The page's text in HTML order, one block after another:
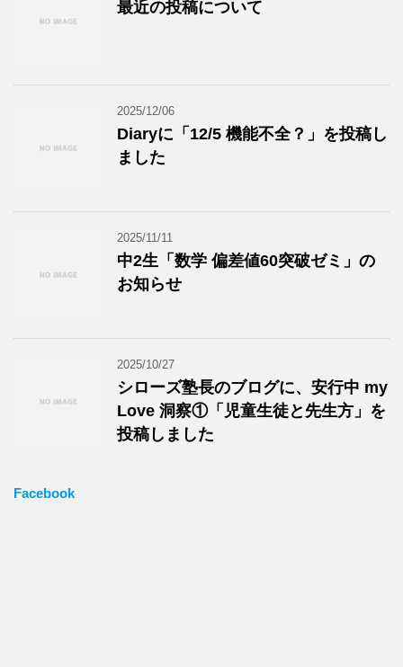
最近の投稿について
2025/12/06
Diaryに「12/5 機能不全？」を投稿し
ました
2025/11/11
中2生「数学 偏差値60突破ゼミ」の
お知らせ
2025/10/27
シローズ塾長のブログに、安行中 my
Love 洞察①「児童生徒と先生方」を
投稿しました
Facebook